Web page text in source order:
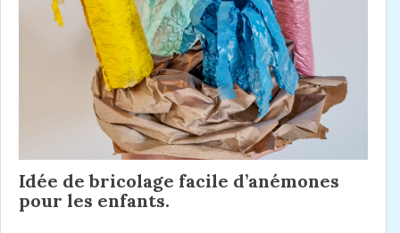
Idée de bricolage facile d’anémones
pour les enfants.